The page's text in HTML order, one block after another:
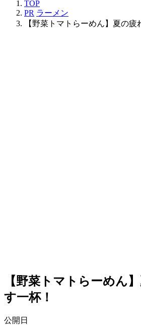
TOP
PR ラーメン
【野菜トマトらーめん】夏の疲
【野菜トマトらーめん
す一杯！
公開日